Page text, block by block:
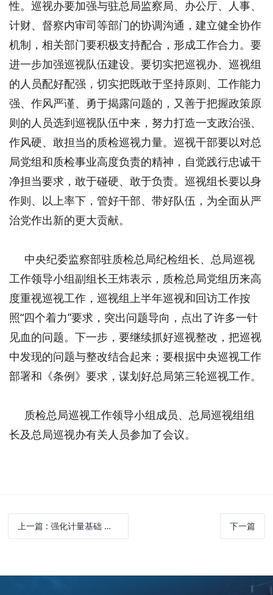
性。巡视办要加强与驻总局监察局、办公厅、人事、
计财、督察内审司等部门的协调沟通，建立健全协作
机制，相关部门要积极支持配合，形成工作合力。要
进一步加强巡视队伍建设。要切实把巡视办、巡视组
的人员配好配强，切实把既敢于坚持原则、工作能力
强、作风严谨、勇于揭露问题的，又善于把握政策原
则的人员选到巡视队伍中来，努力打造一支政治强、
作风硬、敢担当的质检巡视力量。巡视干部要以对总
局党组和质检事业高度负责的精神，自觉践行忠诚干
净担当要求，敢于碰硬、敢于负责。巡视组长要以身
作则、以上率下，管好干部、带好队伍，为全面从严
治党作出新的更大贡献。
中央纪委监察部驻质检总局纪检组长、总局巡视
工作领导小组副组长王炜表示，质检总局党组历来高
度重视巡视工作，巡视组上半年巡视和回访工作按
照“四个着力”要求，突出问题导向，点出了许多一针
见血的问题。下一步，要继续抓好巡视整改，把巡视
中发现的问题与整改结合起来；要根据中央巡视工作
部署和《条例》要求，谋划好总局第三轮巡视工作。
质检总局巡视工作领导小组成员、总局巡视组组
长及总局巡视办有关人员参加了会议。
上一篇 : 强化计量基础 做好质量支撑 下一篇